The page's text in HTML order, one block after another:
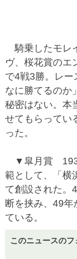
騎乗したモレ
ヴ、桜花賞のエ
で4戦3勝。レー
なに勝てるのか
秘密はない。本
せてもらってい
った。
▼皐月賞 1939
範として、「横
て創設された。
断を挟み、49
ている。
このニュースのフ